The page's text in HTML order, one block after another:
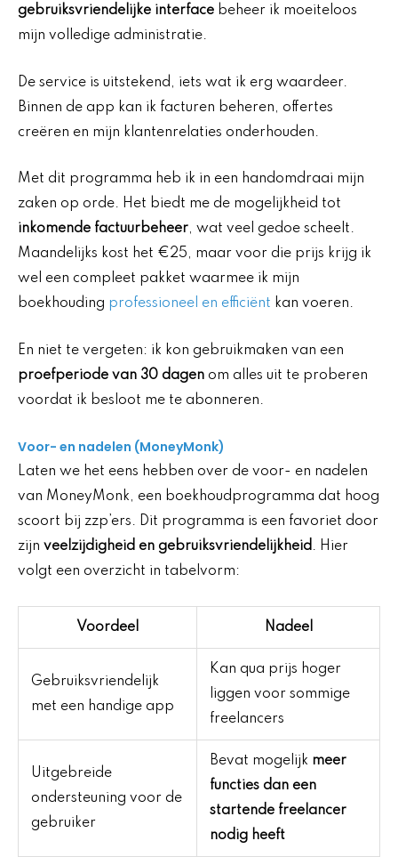
gebruiksvriendelijke interface beheer ik moeiteloos
mijn volledige administratie.
De service is uitstekend, iets wat ik erg waardeer.
Binnen de app kan ik facturen beheren, offertes
creëren en mijn klantenrelaties onderhouden.
Met dit programma heb ik in een handomdraai mijn
zaken op orde. Het biedt me de mogelijkheid tot
inkomende factuurbeheer, wat veel gedoe scheelt.
Maandelijks kost het €25, maar voor die prijs krijg ik
wel een compleet pakket waarmee ik mijn
boekhouding professioneel en efficiënt kan voeren.
En niet te vergeten: ik kon gebruikmaken van een
proefperiode van 30 dagen om alles uit te proberen
voordat ik besloot me te abonneren.
Voor- en nadelen (MoneyMonk)
Laten we het eens hebben over de voor- en nadelen
van MoneyMonk, een boekhoudprogramma dat hoog
scoort bij zzp’ers. Dit programma is een favoriet door
zijn veelzijdigheid en gebruiksvriendelijkheid . Hier
volgt een overzicht in tabelvorm:
Voordeel Nadeel
Gebruiksvriendelijk
met een handige app
Kan qua prijs hoger
liggen voor sommige
freelancers
Uitgebreide
ondersteuning voor de
gebruiker
Bevat mogelijk meer
functies dan een
startende freelancer
nodig heeft